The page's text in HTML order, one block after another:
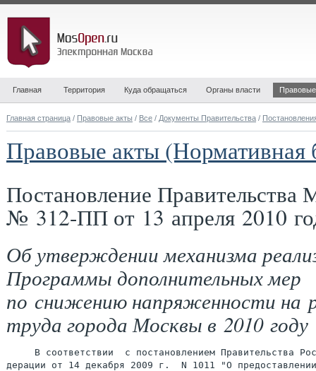
Главная Территория Куда обращаться Органы власти
Главная страница / Правовые акты / Все / Документы Правительства /
Правовые акты (Нормативная
Постановление Правительства
№ 312-ПП от 13 апреля 2010
Об утверждении механизма
Программы дополнительных мер
по снижению напряженности на
труда города Москвы в 2010 году
В соответствии  с постановлением Правительства
дерации от 14 декабря 2009 г.  N 1011 "О